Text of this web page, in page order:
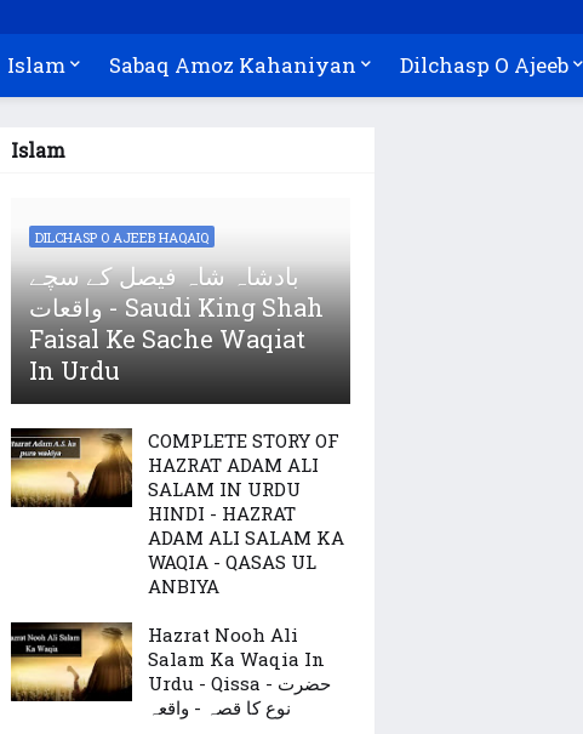
Islam Sabaq Amoz Kahaniyan Dilchasp O Ajeeb
Islam
DILCHASP O AJEEB HAQAIQ
بادشاہ شاہ فیصل کے سچے
واقعات - Saudi King Shah
Faisal Ke Sache Waqiat
In Urdu
COMPLETE STORY OF
HAZRAT ADAM ALI
SALAM IN URDU
HINDI - HAZRAT
ADAM ALI SALAM KA
WAQIA - QASAS UL
ANBIYA
Hazrat Nooh Ali
Salam Ka Waqia In
Urdu - Qissa - حضرت
نوع کا قصہ - واقعہ